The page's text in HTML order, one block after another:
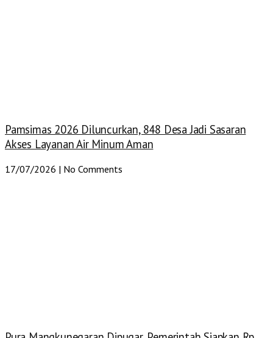
Pamsimas 2026 Diluncurkan, 848 Desa Jadi Sasaran
Akses Layanan Air Minum Aman
17/07/2026 No Comments